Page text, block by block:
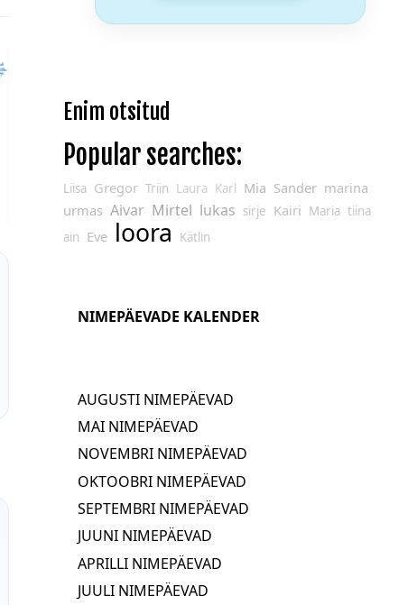
Enim otsitud
Popular searches:
Liisa Gregor Triin Laura Karl Mia Sander marina
urmas Aivar Mirtel lukas sirje Kairi Maria tiina
ain Eve loora Kätlin
NIMEPÄEVADE KALENDER
AUGUSTI NIMEPÄEVAD
MAI NIMEPÄEVAD
NOVEMBRI NIMEPÄEVAD
OKTOOBRI NIMEPÄEVAD
SEPTEMBRI NIMEPÄEVAD
JUUNI NIMEPÄEVAD
APRILLI NIMEPÄEVAD
JUULI NIMEPÄEVAD